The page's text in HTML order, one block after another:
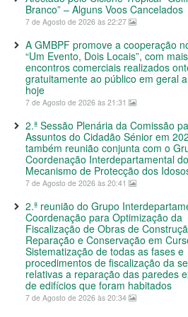
Branco” – Alguns Voos Cancelados
7 de Agosto de 2026 às 22:27
A GMBPF promove a cooperação
“Um Evento, Dois Locais”, com
encontros comerciais realizados
gratuitamente ao público em geral
hoje
7 de Agosto de 2026 às 21:31
2.ª Sessão Plenária da Comissão
Assuntos do Cidadão Sénior em
também reunião conjunta com o
Coordenação Interdepartamental do
Mecanismo de Protecção dos
7 de Agosto de 2026 às 20:41
2.ª reunião do Grupo
Coordenação para Optimização da
Fiscalização de Obras de
Reparação e Conservação em
Sistematização de todas as fases e
procedimentos de fiscalização da
relativas a reparação das paredes
de edifícios que foram habitados
7 de Agosto de 2026 às 20:34